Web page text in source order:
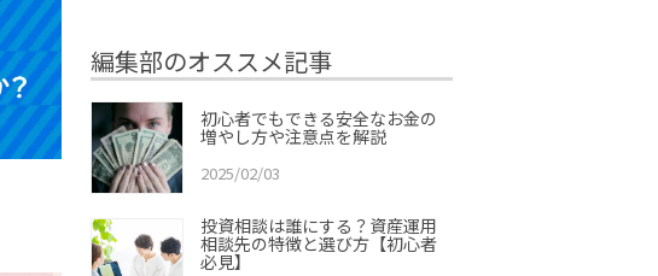
編集部のオススメ記事
初心者でもできる安全なお金の
増やし方や注意点を解説
2025/02/03
投資相談は誰にする？資産運用
相談先の特徴と選び方【初心者
必見】